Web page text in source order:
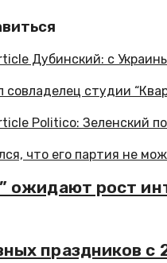
студии
что его партия не
ожидают рост
праздников с